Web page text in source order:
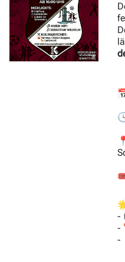
-
-
-